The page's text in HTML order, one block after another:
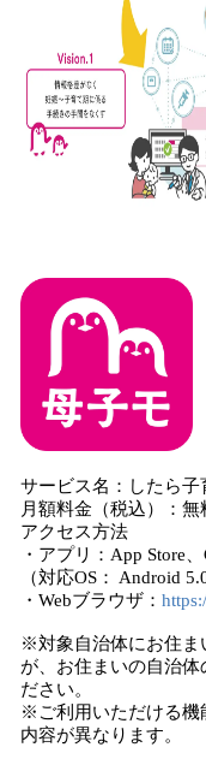
サービス名：したら子
月額料金（税込）：無
アクセス方法
・アプリ：App Store
（対応OS： Android
・Webブラウザ：
※対象自治体にお住ま
が、お住まいの自治体
ださい。
※ご利用いただける機
内容が異なります。